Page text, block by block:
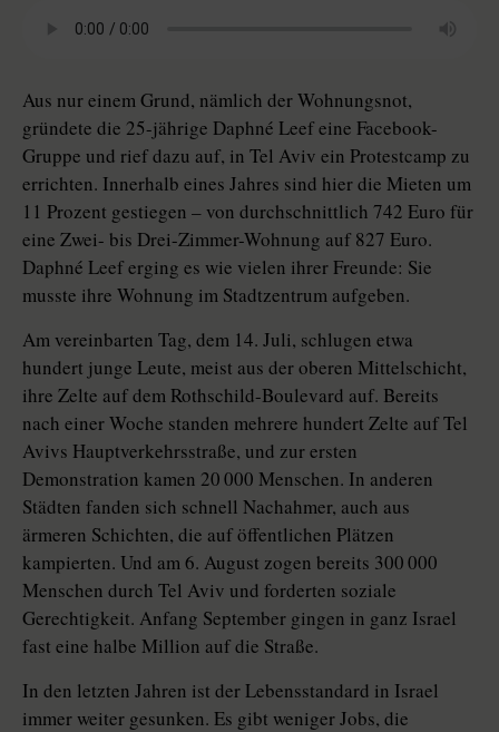
Aus nur einem Grund, nämlich der Wohnungsnot,
gründete die 25-jährige Daphné Leef eine Facebook-
Gruppe und rief dazu auf, in Tel Aviv ein Protestcamp zu
errichten. Innerhalb eines Jahres sind hier die Mieten um
11 Prozent gestiegen – von durchschnittlich 742 Euro für
eine Zwei- bis Drei-Zimmer-Wohnung auf 827 Euro.
Daphné Leef erging es wie vielen ihrer Freunde: Sie
musste ihre Wohnung im Stadtzentrum aufgeben.
Am vereinbarten Tag, dem 14. Juli, schlugen etwa
hundert junge Leute, meist aus der oberen Mittelschicht,
ihre Zelte auf dem Rothschild-Boulevard auf. Bereits
nach einer Woche standen mehrere hundert Zelte auf Tel
Avivs Hauptverkehrsstraße, und zur ersten
Demonstration kamen 20 000 Menschen. In anderen
Städten fanden sich schnell Nachahmer, auch aus
ärmeren Schichten, die auf öffentlichen Plätzen
kampierten. Und am 6. August zogen bereits 300 000
Menschen durch Tel Aviv und forderten soziale
Gerechtigkeit. Anfang September gingen in ganz Israel
fast eine halbe Million auf die Straße.
In den letzten Jahren ist der Lebensstandard in Israel
immer weiter gesunken. Es gibt weniger Jobs, die